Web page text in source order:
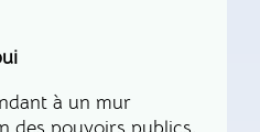
à un mur